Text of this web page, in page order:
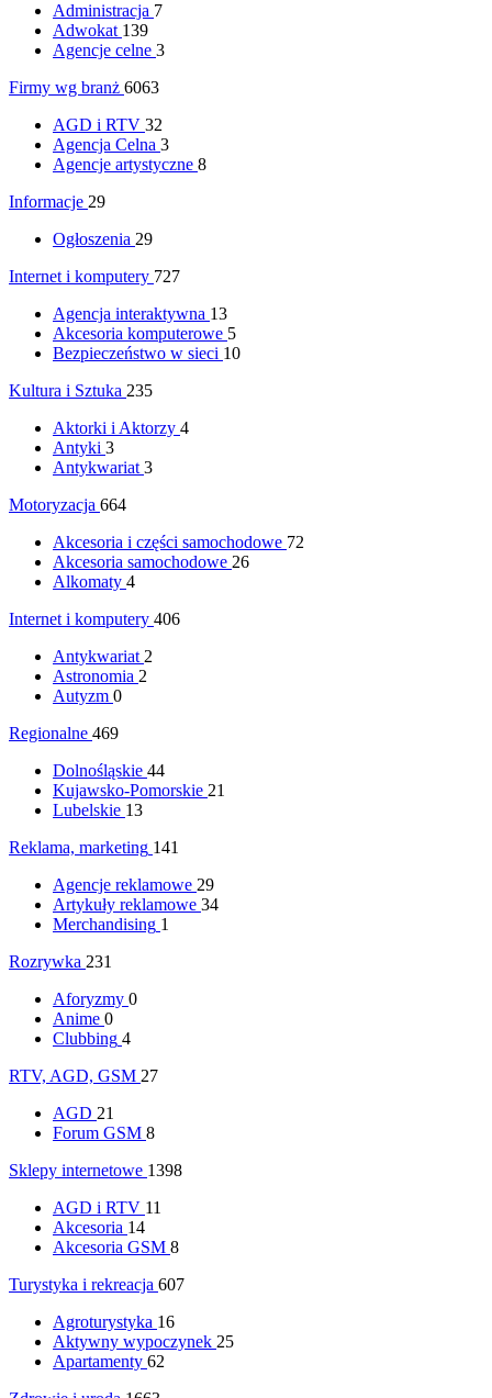
Administracja 7
Adwokat 139
Agencje celne 3
Firmy wg branż 6063
AGD i RTV 32
Agencja Celna 3
Agencje artystyczne 8
Informacje 29
Ogłoszenia 29
Internet i komputery 727
Agencja interaktywna 13
Akcesoria komputerowe 5
Bezpieczeństwo w sieci 10
Kultura i Sztuka 235
Aktorki i Aktorzy 4
Antyki 3
Antykwariat 3
Motoryzacja 664
Akcesoria i części samochodowe 72
Akcesoria samochodowe 26
Alkomaty 4
Internet i komputery 406
Antykwariat 2
Astronomia 2
Autyzm 0
Regionalne 469
Dolnośląskie 44
Kujawsko-Pomorskie 21
Lubelskie 13
Reklama, marketing 141
Agencje reklamowe 29
Artykuły reklamowe 34
Merchandising 1
Rozrywka 231
Aforyzmy 0
Anime 0
Clubbing 4
RTV, AGD, GSM 27
AGD 21
Forum GSM 8
Sklepy internetowe 1398
AGD i RTV 11
Akcesoria 14
Akcesoria GSM 8
Turystyka i rekreacja 607
Agroturystyka 16
Aktywny wypoczynek 25
Apartamenty 62